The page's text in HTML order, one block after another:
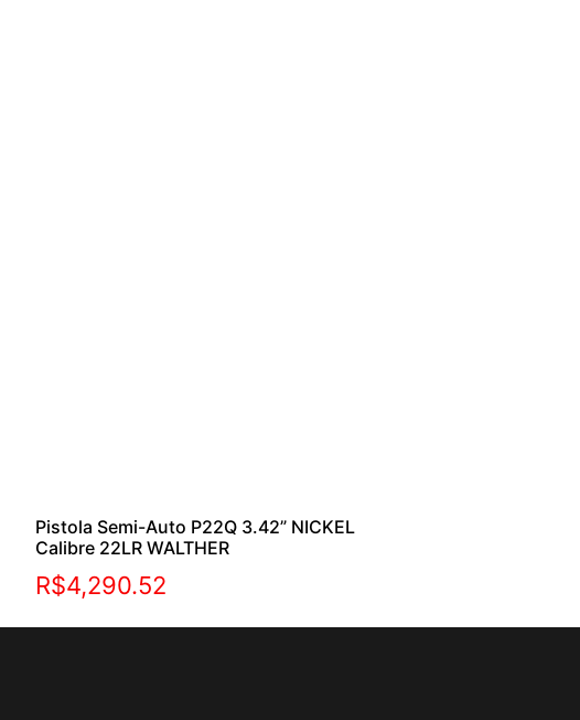
Pistola Semi-Auto P22Q 3.42” NICKEL
Calibre 22LR WALTHER
R$4,290.52